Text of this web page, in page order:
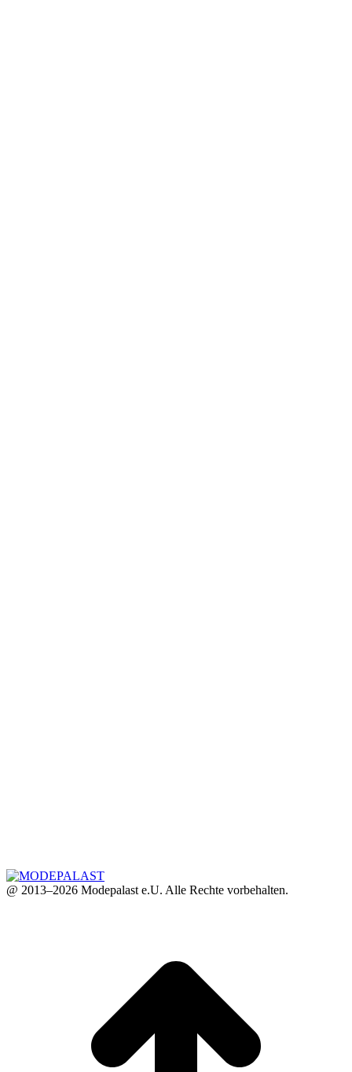
@ 2013–2026 Modepalast e.U. Alle Rechte vorbehalten.